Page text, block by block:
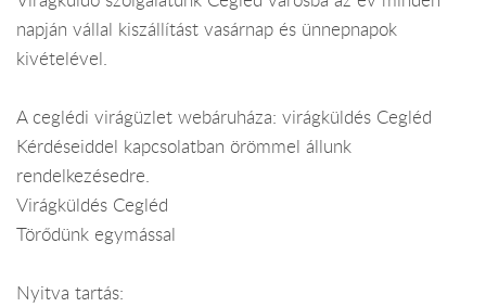
napján vállal kiszállítást vasárnap és ünnepnapok
kivételével.
A ceglédi virágüzlet webáruháza: virágküldés Cegléd
Kérdéseiddel kapcsolatban örömmel állunk
rendelkezésedre.
Virágküldés Cegléd
Törődünk egymással
Nyitva tartás: